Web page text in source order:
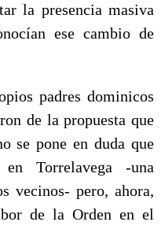
la presencia masiva
ese cambio de
padres dominicos
de la propuesta que
se pone en duda que
Torrelavega -una
vecinos- pero, ahora,
de la Orden en el